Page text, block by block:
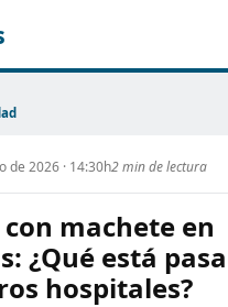
de 2026 · 14:30h2 min de lectura
machete en
¿Qué está
hospitales?